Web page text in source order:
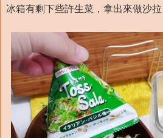
冰箱有剩下些許生菜，拿出來做沙拉